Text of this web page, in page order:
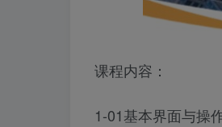
课程内容：
1-01基本界面与操